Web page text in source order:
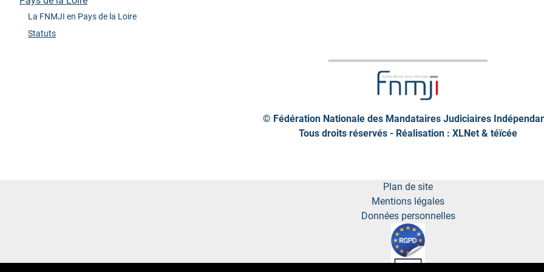
La FNMJI en Pays de la Loire
Statuts
© Fédération Nationale des Mandataires Judiciaires
Tous droits réservés - Réalisation : XLNet & téïcée
Plan de site
Mentions légales
Données personnelles